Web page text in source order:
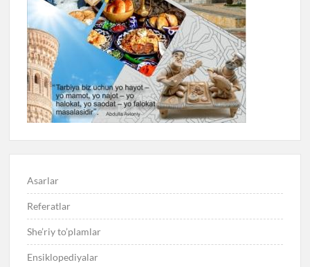
Asarlar
Referatlar
She’riy to’plamlar
Ensiklopediyalar